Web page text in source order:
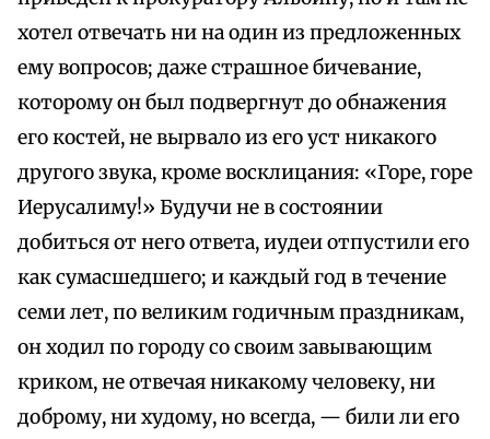
хотел отвечать ни на один из предложенных
ему вопросов; даже страшное бичевание,
которому он был подвергнут до обнажения
его костей, не вырвало из его уст никакого
другого звука, кроме восклицания: «Горе, горе
Иерусалиму!» Будучи не в состоянии
добиться от него ответа, иудеи отпустили его
как сумасшедшего; и каждый год в течение
семи лет, по великим годичным праздникам,
он ходил по городу со своим завывающим
криком, не отвечая никакому человеку, ни
доброму, ни худому, но всегда, — били ли его